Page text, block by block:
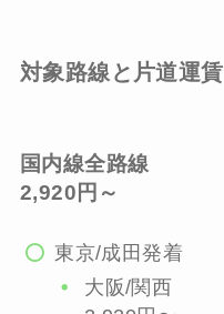
対象路線と片道運賃
国内線全路線
2,920円～
東京/成田発着
大阪/関西